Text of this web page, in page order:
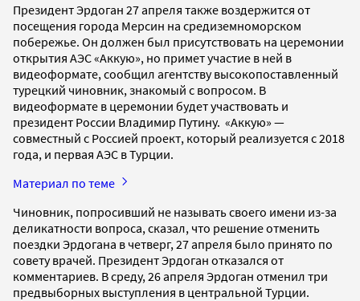
Президент Эрдоган 27 апреля также воздержится от
посещения города Мерсин на средиземноморском
побережье. Он должен был присутствовать на церемонии
открытия АЭС «Аккую», но примет участие в ней в
видеоформате, сообщил агентству высокопоставленный
турецкий чиновник, знакомый с вопросом. В
видеоформате в церемонии будет участвовать и
президент России Владимир Путину. «Аккую» —
совместный с Россией проект, который реализуется с 2018
года, и первая АЭС в Турции.
Материал по теме
Чиновник, попросивший не называть своего имени из-за
деликатности вопроса, сказал, что решение отменить
поездки Эрдогана в четверг, 27 апреля было принято по
совету врачей. Президент Эрдоган отказался от
комментариев. В среду, 26 апреля Эрдоган отменил три
предвыборных выступления в центральной Турции.